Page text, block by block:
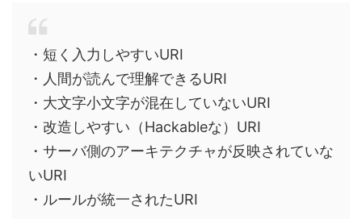
・短く入力しやすいURI
・人間が読んで理解できるURI
・大文字小文字が混在していないURI
・改造しやすい（Hackableな）URI
・サーバ側のアーキテクチャが反映されていな
いURI
・ルールが統一されたURI